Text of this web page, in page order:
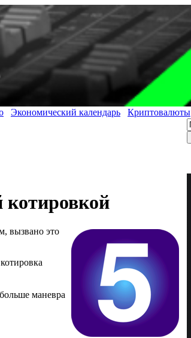
Экономический календарь Криптовалюты
вызвано это
маневра